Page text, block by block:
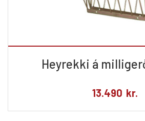
Heyrekki á
13.490 kr.